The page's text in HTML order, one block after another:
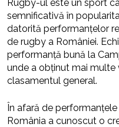
Rugby-ul este un sport
semnificativă în
datorită performanțelor
de rugby a României.
performanță bună la
unde a obținut mai multe
clasamentul general.
În afară de
România a cunoscut o